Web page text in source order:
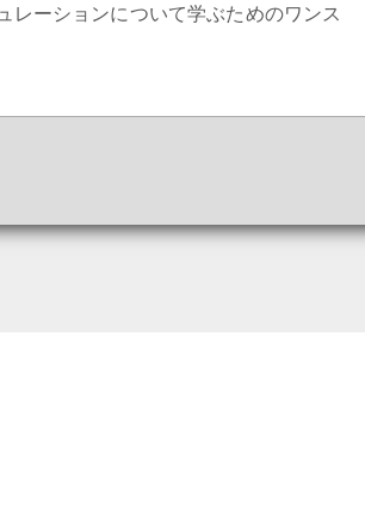
レーションについて学ぶためのワンス